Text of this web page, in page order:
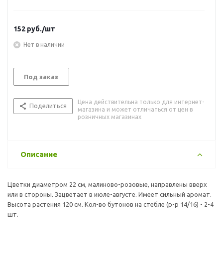
152 руб./шт
Нет в наличии
Под заказ
Поделиться
Цена действительна только для интернет-
магазина и может отличаться от цен в
розничных магазинах
Описание
Цветки диаметром 22 см, малиново-розовые, направлены вверх
или в стороны. Зацветает в июле-августе. Имеет сильный аромат.
Высота растения 120 см. Кол-во бутонов на стебле (р-р 14/16) - 2-4
шт.